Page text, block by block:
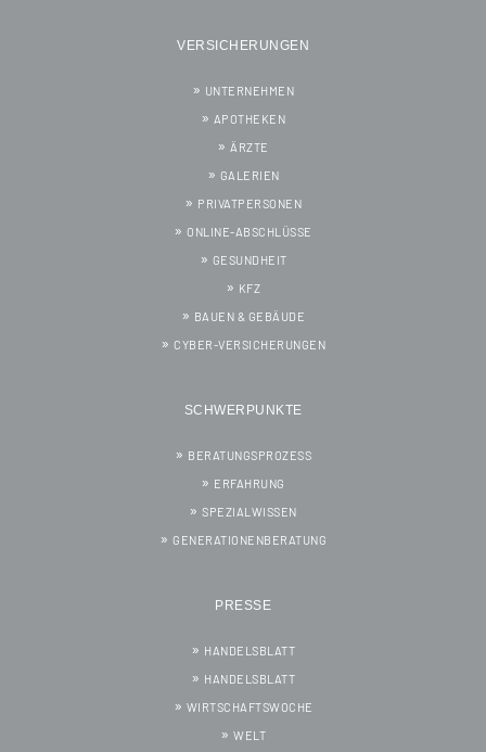
VERSICHERUNGEN
UNTERNEHMEN
APOTHEKEN
ÄRZTE
GALERIEN
PRIVATPERSONEN
ONLINE-ABSCHLÜSSE
GESUNDHEIT
KFZ
BAUEN & GEBÄUDE
CYBER-VERSICHERUNGEN
SCHWERPUNKTE
BERATUNGSPROZESS
ERFAHRUNG
SPEZIALWISSEN
GENERATIONENBERATUNG
PRESSE
HANDELSBLATT
HANDELSBLATT
WIRTSCHAFTSWOCHE
WELT